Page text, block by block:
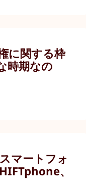
に関する枠
時期なの
マートフォ
、